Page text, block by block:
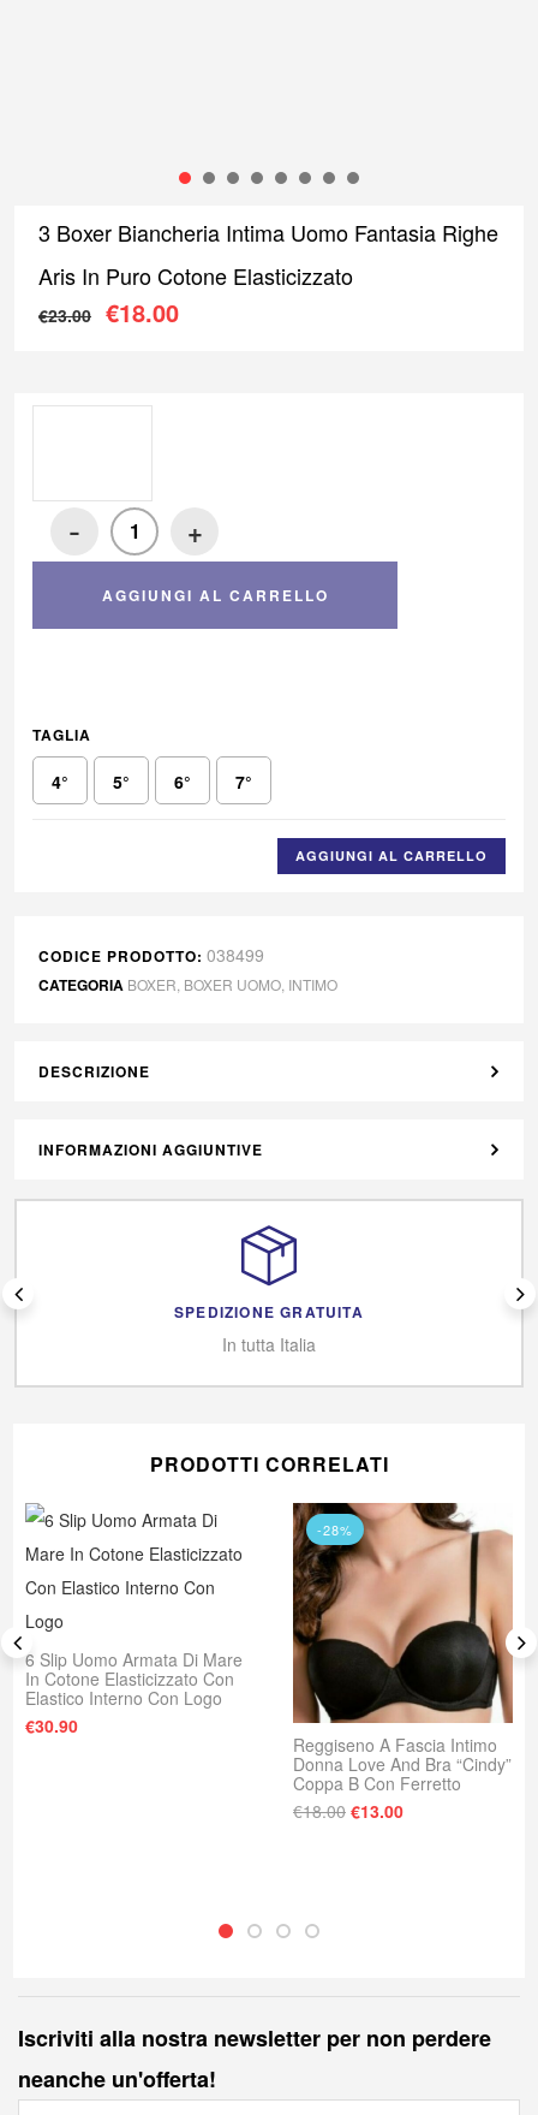
3 Boxer Biancheria Intima Uomo Fantasia Righe
Aris In Puro Cotone Elasticizzato
€23.00 Il prezzo originale era: €23.00.
€18.00
- +
AGGIUNGI AL CARRELLO
TAGLIA
4° 5° 6° 7°
AGGIUNGI AL CARRELLO
CODICE PRODOTTO: 038499
CATEGORIA BOXER BOXER UOMO INTIMO
DESCRIZIONE
INFORMAZIONI AGGIUNTIVE
SPEDIZIONE GRATUITA
In tutta Italia
PRODOTTI CORRELATI
6 Slip Uomo Armata Di Mare
In Cotone Elasticizzato Con
Elastico Interno Con Logo
€30.90
-28%
Reggiseno A Fascia Intimo
Donna Love And Bra “Cindy”
Coppa B Con Ferretto
€18.00 Il prezzo originale
€13.00Il prezzo
Iscriviti alla nostra newsletter per non perdere
neanche un'offerta!